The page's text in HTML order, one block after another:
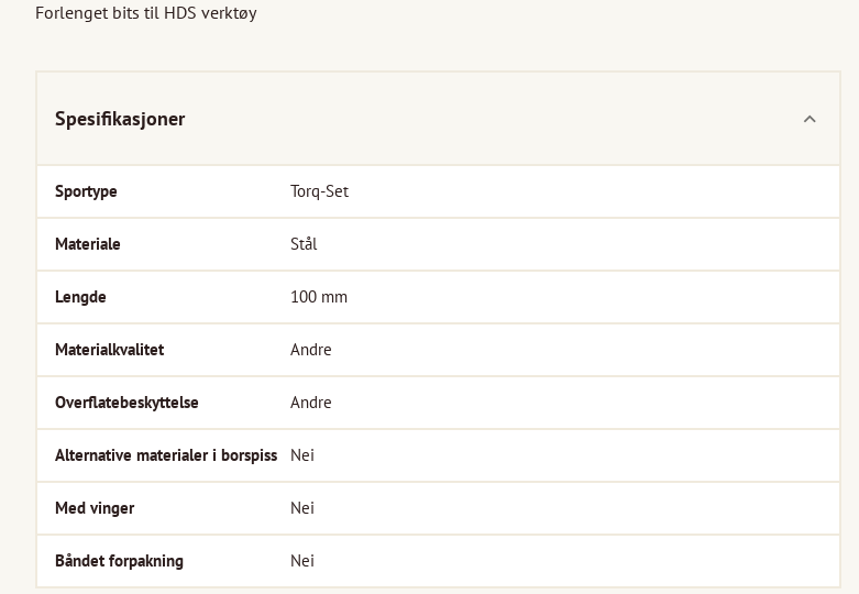
Forlenget bits til HDS verktøy
Spesifikasjoner
Sportype Torq-Set
Materiale Stål
Lengde 100 mm
Materialkvalitet Andre
Overflatebeskyttelse Andre
Alternative materialer i borspiss Nei
Med vinger Nei
Båndet forpakning Nei